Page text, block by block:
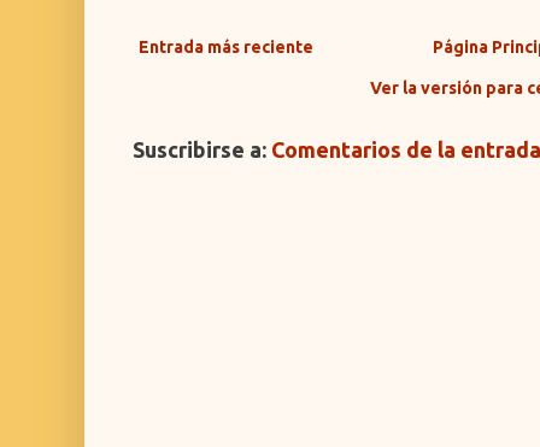
Entrada más reciente Página
Ver la versión para
Suscribirse a: Comentarios de la